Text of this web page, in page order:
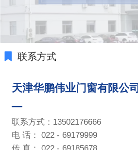
联系方式
天津华鹏伟业门窗有限公司
—
联系方式：13502176666
电 话： 022 - 69179999